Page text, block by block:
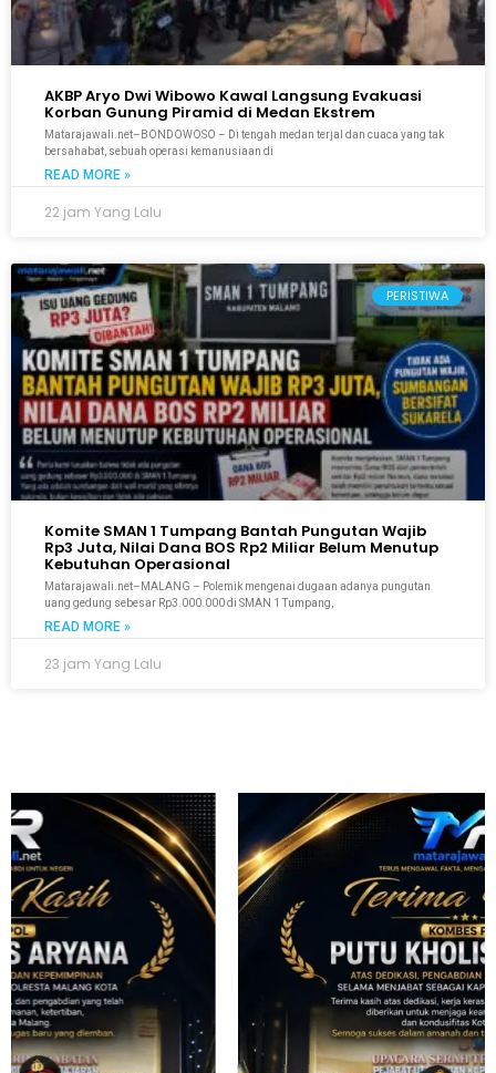
AKBP Aryo Dwi Wibowo Kawal Langsung Evakuasi
Korban Gunung Piramid di Medan Ekstrem
Matarajawali.net–BONDOWOSO – Di tengah medan terjal dan cuaca yang tak
bersahabat, sebuah operasi kemanusiaan di
READ MORE »
22 jam Yang Lalu
PERISTIWA
Komite SMAN 1 Tumpang Bantah Pungutan Wajib
Rp3 Juta, Nilai Dana BOS Rp2 Miliar Belum Menutup
Kebutuhan Operasional
Matarajawali.net–MALANG – Polemik mengenai dugaan adanya pungutan
uang gedung sebesar Rp3.000.000 di SMAN 1 Tumpang,
READ MORE »
23 jam Yang Lalu